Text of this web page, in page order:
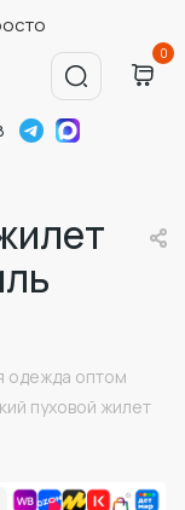
0
одежда оптом
пуховой жилет